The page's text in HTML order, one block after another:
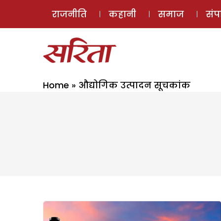
राजनीति कहानी समाज
Home » औद्योगिक उत्पादन सूचकांक